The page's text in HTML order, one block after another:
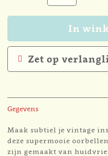
In
Zet op
Gegevens
Maak subtiel je vintage
deze supermooie
zijn gemaakt van